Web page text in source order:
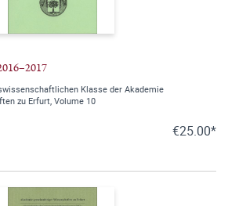
Klasse der Akademie
zu Erfurt, Volume 10
€25.00*